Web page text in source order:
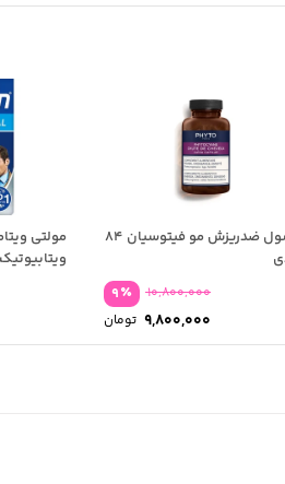
کپسول ضدریزش مو فیتوسیان 84
٪9 10,800,000
قیمت
اصلی: 9,800,000 تومان
قیمت
مولتی